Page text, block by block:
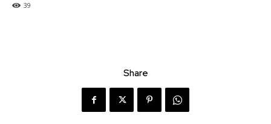
39
Share